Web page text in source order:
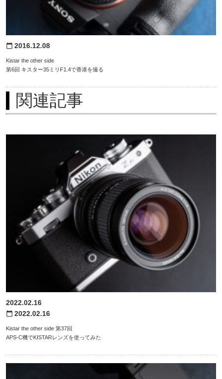
Kistar the other side
第6回 キスター35ミリF1.4で香港を撮る
calendar_today 2016.12.08
関連記事
2022.02.16
Kistar the other side 第37回
APS-C機でKISTARレンズを使ってみた
calendar_today 2022.02.16